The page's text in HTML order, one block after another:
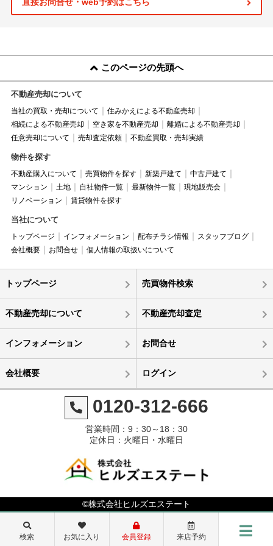
直接お問合せ・web予約はこちら
このページの先頭へ
不動産売却について
当社の買取・売却について
住みかえによる不動産売却
相続による不動産売却
空き家を不動産売却
離婚による不動産売却
任意売却について
売却査定依頼 不動産買取・売却実績
物件を探す
不動産購入について 売買物件を探す 新築戸建て
中古戸建て
マンション
土地 自社物件一覧 最新物件一覧
現地販売会
リノベーション
賃貸物件を探す
当社について
トップページ インフォメーション 配布チラシ情報
スタッフブログ
会社概要
お問合せ 個人情報の取扱いについて
トップページ 売買物件検索
不動産売却について 不動産売却査定
インフォメーション お問合せ
会社概要 ログイン
0120-312-666
営業時間：9：30～18：30
定休日：火曜日・水曜日
©株式会社ヒルズエステート
検索 お気に入り 会員登録 来店予約